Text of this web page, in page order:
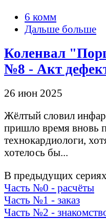
6 комм
Дальше больше
Коленвал
№8 - Акт
26 июн 2025
Жёлтый словил
пришло время вновь
технокардиологи,
хотелось бы...
В предыдущих
Часть №0 - расчёты
Часть №1 - заказ
Часть №2 -